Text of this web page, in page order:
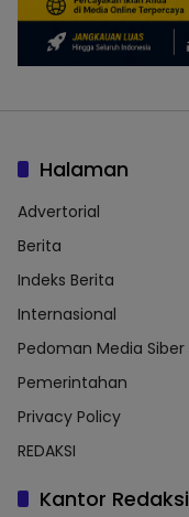
Halaman
Advertorial
Berita
Indeks Berita
Internasional
Pedoman Media Siber
Pemerintahan
Privacy Policy
REDAKSI
Kantor